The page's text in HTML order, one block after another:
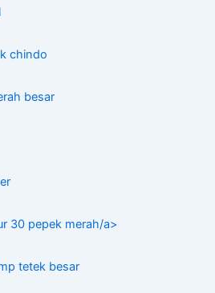
chindo
besar
30 pepek merah/a>
tetek besar